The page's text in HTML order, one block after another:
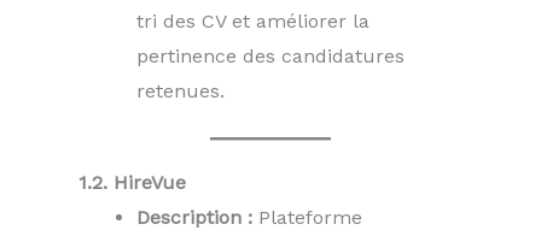
tri des CV et améliorer la
pertinence des candidatures
retenues.
1.2. HireVue
Description : Plateforme